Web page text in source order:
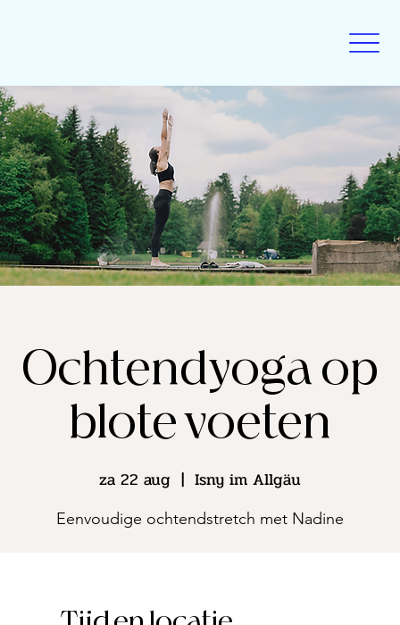
Ochtendyoga op
blote voeten
za 22 aug
  |
Isny im Allgäu
Eenvoudige ochtendstretch met Nadine